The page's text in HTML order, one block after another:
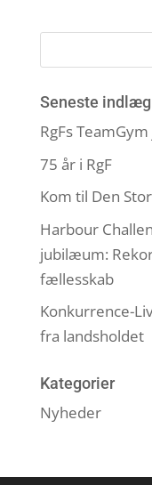
Seneste indlæg
RgFs
75 år i RgF
Kom til Den
Harbour
jubilæum:
fællesskab
Konkurrence-
fra landsholdet
Kategorier
Nyheder